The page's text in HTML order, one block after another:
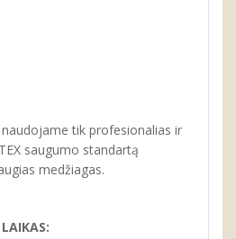
tik profesionalias ir
saugumo standartą
medžiagas.